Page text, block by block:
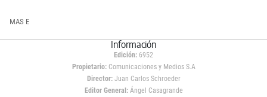
MAS E
Información
Edición: 6952
Propietario:Comunicaciones y Medios S.A
Director: Juan Carlos Schroeder
Editor General:Ángel Casagrande